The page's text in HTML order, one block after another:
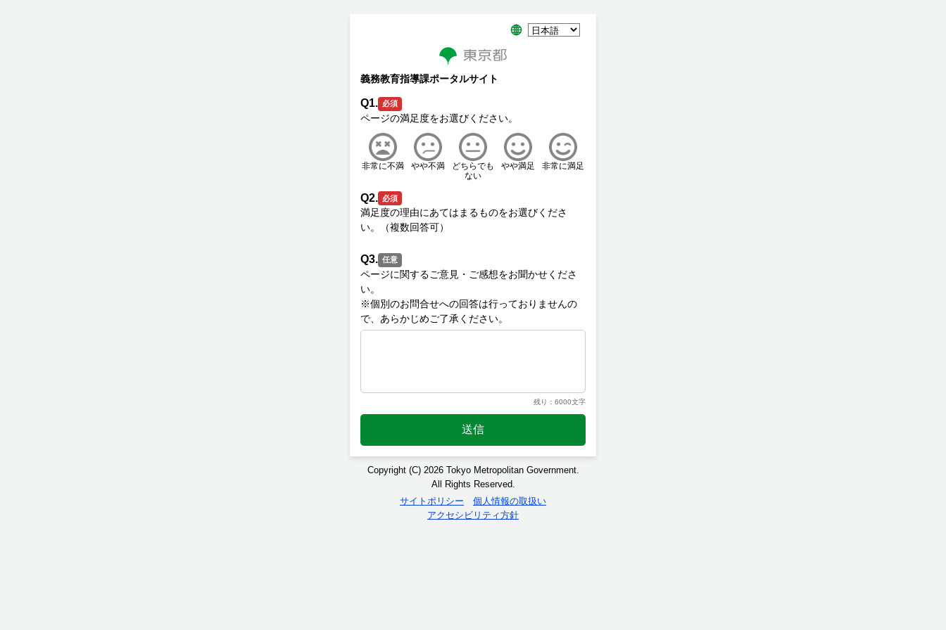
義務教育指導課ポータルサイト
Q1. 必須
非常に不満 やや不満
どちらでも
ない
やや満足 非常に満足
Q2. 必須
満足度の理由にあてはまるものをお選びくださ
Q3. 任意
ページに関するご意見・ご感想をお聞かせくださ
い。
※個別のお問合せへの回答は行っておりませんの
残り：6000文字
送信
Copyright (C) 2026 Tokyo Metropolitan Government.
All Rights Reserved.
サイトポリシー
個人情報の取扱い
アクセシビリティ方針